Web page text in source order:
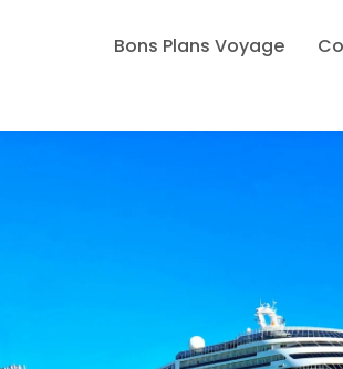
TravelmiceBons Plans Voyage